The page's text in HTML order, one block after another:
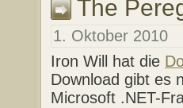
The
1. Oktober 2010
Iron Will hat die
Download gibt es
Microsoft .NET-